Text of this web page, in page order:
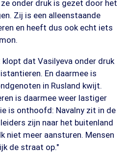
onder druk is gezet door het
Zij is een alleenstaande
en heeft dus ook echt iets
dat Vasilyeva onder druk
En daarmee is
in Rusland kwijt.
is daarmee weer lastiger
is onthoofd: Navalny zit in de
zijn naar het buitenland
niet meer aansturen. Mensen
de straat op."